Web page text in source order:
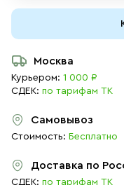
Москва
Курьером: 1 000 ₽
СДЕК: по тарифам ТК
Самовывоз
Стоимость: Бесплатно
Доставка по
СДЕК: по тарифам ТК